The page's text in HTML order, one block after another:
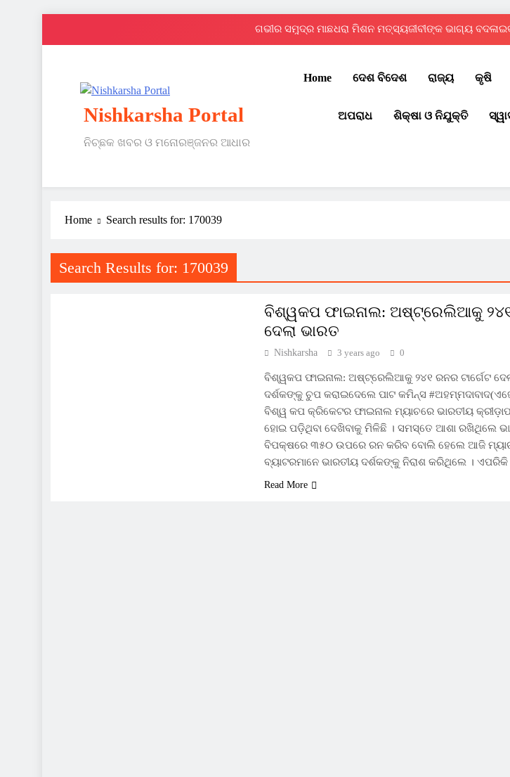
ଗଭୀର ସମୁଦ୍ର ମାଛଧରା ମିଶନ ମତ୍ସ୍ୟଜୀବୀଙ୍କ ଭାଗ୍ୟ
ଚୌଦ୍ୱାର ଆମ୍ବିସନ କ୍ଲବରେ
ପବିତ୍ର ବାହୁଡ଼ା ଯାତ୍ରା: ଜନ୍ମବେଦୀରୁ
Nishkarsha Portal
ନିଚ୍ଛକ ଖବର ଓ ମନୋରଞ୍ଜନର ଆଧାର
Home ଦେଶ ବିଦେଶ ରାଜ୍ୟ କୃଷି
ଅପରାଧ ଶିକ୍ଷା ଓ ନିଯୁକ୍ତି
Home Search results for: 170039
Search Results for: 170039
SLIDER କ୍ରୀଡା
ବିଶ୍ୱକପ ଫାଇନାଲ: ଅଷ୍ଟ୍ରେଲିଆକୁ ୨୪୧
ଦେଲା ଭାରତ
Nishkarsha 3 years ago 0
ବିଶ୍ୱକପ ଫାଇନାଲ: ଅଷ୍ଟ୍ରେଲିଆକୁ ୨୪୧ ରନର ଟାର୍ଗେଟ
ଦର୍ଶକଙ୍କୁ ଚୁପ କରାଇଦେଲେ ପାଟ କମିନ୍ସ
ବିଶ୍ୱ କପ କ୍ରିକେଟର ଫାଇନାଲ ମ୍ୟାଚରେ ଭାରତୀୟ
ହୋଇ ପଡ଼ିଥିବା ଦେଖିବାକୁ ମିଳିଛି । ସମସ୍ତେ ଆଶା ରଖିଥିଲେ
ବିପକ୍ଷରେ ୩୫୦ ଉପରେ ରନ କରିବ ବୋଲି ହେଲେ ଆଜି
ବ୍ୟାଟରମାନେ ଭାରତୀୟ ଦର୍ଶକଙ୍କୁ ନିରାଶ କରିଥିଲେ ।
Read More